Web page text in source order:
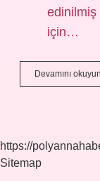
için…
Devamını okuyun
https://
Sitemap